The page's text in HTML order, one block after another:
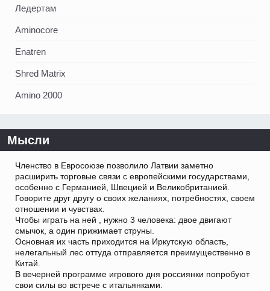
Ледертам
Aminocore
Enatren
Shred Matrix
Amino 2000
Мысли
Членство в Евросоюзе позволило Латвии заметно
расширить торговые связи с европейскими государствами,
особенно с Германией, Швецией и Великобританией.
Говорите друг другу о своих желаниях, потребностях, своем
отношении и чувствах.
Чтобы играть на ней , нужно 3 человека: двое двигают
смычок, а один прижимает струны.
Основная их часть приходится на Иркутскую область,
нелегальный лес оттуда отправляется преимущественно в
Китай.
В вечерней программе игрового дня россиянки попробуют
свои силы во встрече с итальянками.